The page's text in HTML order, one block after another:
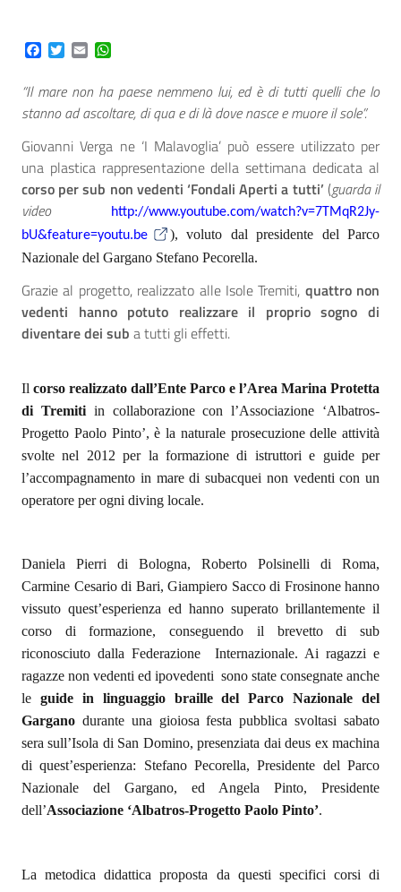
Facebook
Twitter
Email
“Il mare non ha paese nemmeno lui, ed è di tutti quelli che lo
stanno ad ascoltare, di qua e di là dove nasce e muore il sole”.
Giovanni Verga ne ‘I Malavoglia’ può essere utilizzato per
una plastica rappresentazione della settimana dedicata al
corso per sub non vedenti ‘Fondali Aperti a tutti’ (guarda il
video
http://www.youtube.com/watch?v=7TMqR2Jy-
bU&feature=youtu.be
), voluto dal presidente del Parco
Nazionale del Gargano Stefano Pecorella.
Grazie al progetto, realizzato alle Isole Tremiti, quattro non
vedenti hanno potuto realizzare il proprio sogno di
diventare dei sub a tutti gli effetti.
Il corso realizzato dall’Ente Parco e l’Area Marina Protetta
di Tremiti in collaborazione con l’Associazione ‘Albatros-
Progetto Paolo Pinto’, è la naturale prosecuzione delle attività
svolte nel 2012 per la formazione di istruttori e guide per
l’accompagnamento in mare di subacquei non vedenti con un
operatore per ogni diving locale.
Daniela Pierri di Bologna, Roberto Polsinelli di Roma,
Carmine Cesario di Bari, Giampiero Sacco di Frosinone hanno
vissuto quest’esperienza ed hanno superato brillantemente il
corso di formazione, conseguendo il brevetto di sub
riconosciuto dalla Federazione
Internazionale. Ai ragazzi e
ragazze non vedenti ed ipovedenti sono state consegnate anche
le guide in linguaggio braille del Parco Nazionale del
Gargano durante una gioiosa festa pubblica svoltasi sabato
sera sull’Isola di San Domino, presenziata dai deus ex machina
di quest’esperienza: Stefano Pecorella, Presidente del Parco
Nazionale del Gargano, ed Angela Pinto, Presidente
dell’Associazione ‘Albatros-Progetto Paolo Pinto’.
La metodica didattica proposta da questi specifici corsi di